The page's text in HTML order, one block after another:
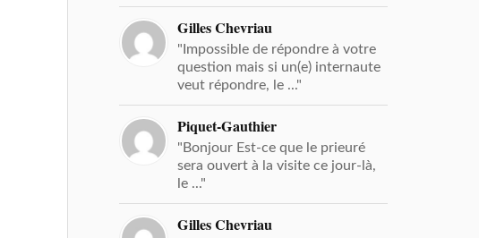
Gilles Chevriau
"Impossible de répondre à votre
question mais si un(e) internaute
veut répondre, le ..."
Piquet-Gauthier
"Bonjour Est-ce que le prieuré
sera ouvert à la visite ce jour-là,
le ..."
Gilles Chevriau